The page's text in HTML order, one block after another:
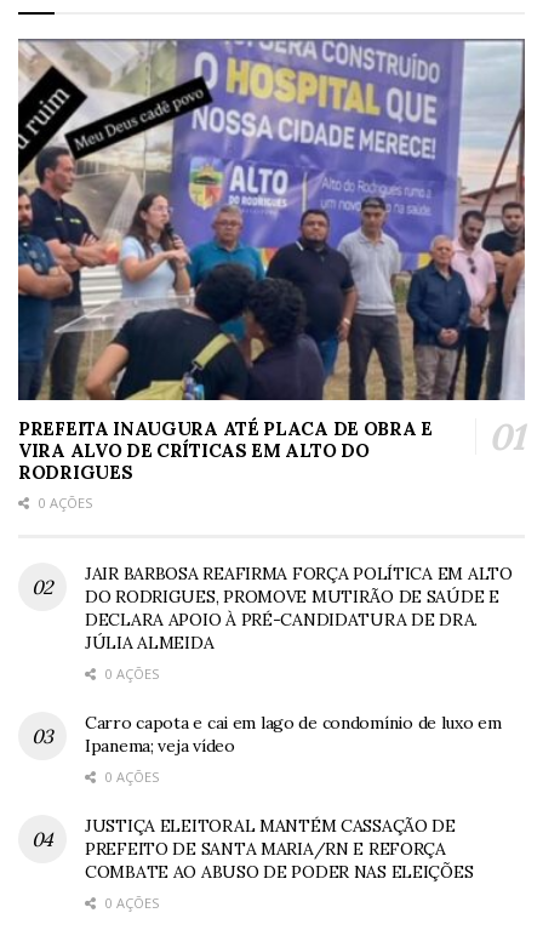
PREFEITA INAUGURA ATÉ PLACA DE OBRA E
VIRA ALVO DE CRÍTICAS EM ALTO DO
RODRIGUES
0 AÇÕES
JAIR BARBOSA REAFIRMA FORÇA POLÍTICA EM ALTO
DO RODRIGUES, PROMOVE MUTIRÃO DE SAÚDE E
DECLARA APOIO À PRÉ-CANDIDATURA DE DRA.
JÚLIA ALMEIDA
0 AÇÕES
Carro capota e cai em lago de condomínio de luxo em
Ipanema; veja vídeo
0 AÇÕES
JUSTIÇA ELEITORAL MANTÉM CASSAÇÃO DE
PREFEITO DE SANTA MARIA/RN E REFORÇA
COMBATE AO ABUSO DE PODER NAS ELEIÇÕES
0 AÇÕES